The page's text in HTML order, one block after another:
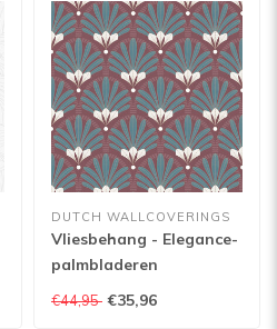
DUTCH WALLCOVERINGS
Vliesbehang - Elegance-
palmbladeren
rood/groen - M533-10
€44,95 €35,96